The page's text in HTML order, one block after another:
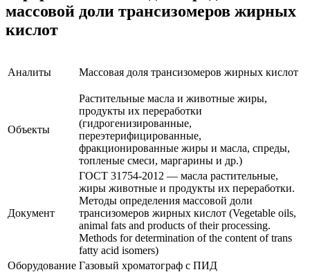
массовой доли трансизомеров жирных
кислот
Аналиты Массовая доля трансизомеров жирных кислот
Объекты
Растительные масла и животные жиры,
продукты их переработки
(гидрогенизированные,
переэтерифицированные,
фракционированные жиры и масла, спреды,
топленые смеси, маргарины и др.)
Документ
ГОСТ 31754-2012 — масла растительные,
жиры животные и продукты их переработки.
Методы определения массовой доли
трансизомеров жирных кислот (Vegetable oils,
animal fats and products of their processing.
Methods for determination of the content of trans
fatty acid isomers)
Оборудование Газовый хроматограф с ПИД